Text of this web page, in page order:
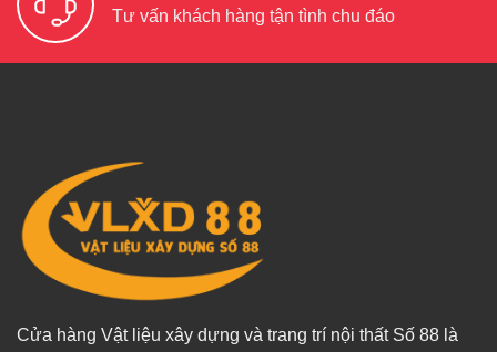
Tư vấn khách hàng tận tình chu đáo
Cửa hàng Vật liệu xây dựng và trang trí nội thất Số 88 là